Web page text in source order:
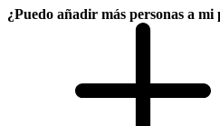
¿Puedo añadir más personas a